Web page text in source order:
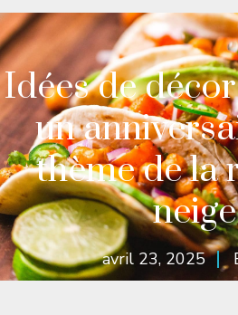
Idées de
un
thème de la
avril 23, 2025